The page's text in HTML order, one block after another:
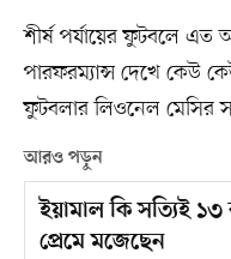
শীর্ষ পর্যায়ের ফুটবলে এত
পারফরম্যান্স দেখে কেউ
ফুটবলার লিওনেল মেসির
আরও পড়ুন
ইয়ামাল কি সত্যিই
প্রেমে মজেছেন